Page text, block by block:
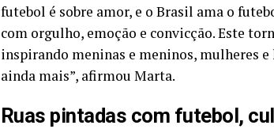
futebol é sobre amor, e o Brasil ama o
com orgulho, emoção e convicção. Este
inspirando meninas e meninos, mulheres
ainda mais”, afirmou Marta.
Ruas pintadas com futebol,